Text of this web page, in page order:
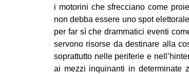
i motorini che sfrecciano come
non debba essere uno spot
per far sì che drammatici eventi
servono risorse da destinare alla
soprattutto nelle periferie e
ai mezzi inquinanti in determinate